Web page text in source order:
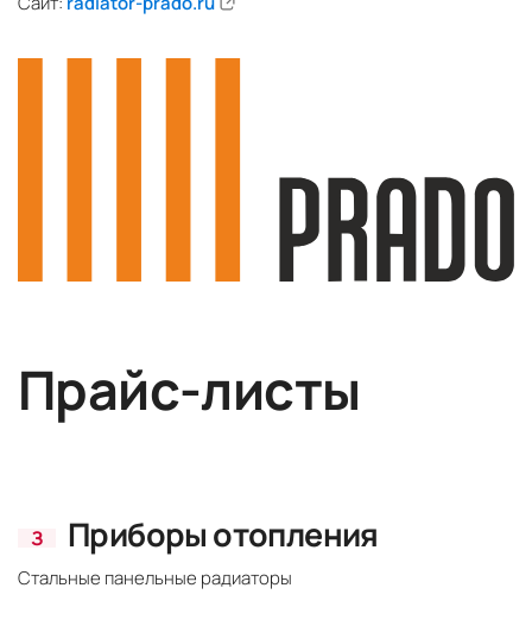
Прайс-листы
З Приборы отопления
Стальные панельные радиаторы